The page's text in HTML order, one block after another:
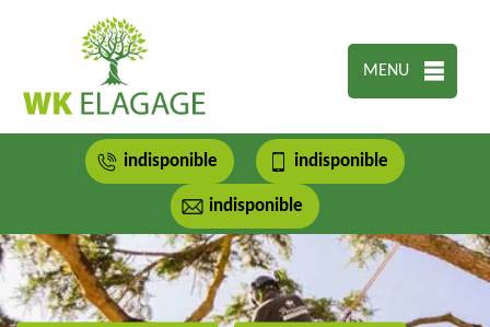
MENU
indisponible indisponible
indisponible